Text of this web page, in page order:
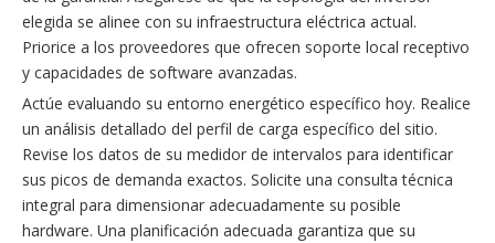
elegida se alinee con su infraestructura eléctrica actual.
Priorice a los proveedores que ofrecen soporte local receptivo
y capacidades de software avanzadas.
Actúe evaluando su entorno energético específico hoy. Realice
un análisis detallado del perfil de carga específico del sitio.
Revise los datos de su medidor de intervalos para identificar
sus picos de demanda exactos. Solicite una consulta técnica
integral para dimensionar adecuadamente su posible
hardware. Una planificación adecuada garantiza que su